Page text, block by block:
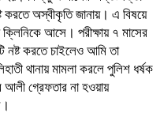
করতে অস্বীকৃতি জানায়। এ বিষয়ে
ক্লিনিকে আসে। পরীক্ষায় ৭ মাসের
নষ্ট করতে চাইলেও আমি তা
থানায় মামলা করলে পুলিশ ধর্ষক
গ্রেফতার না হওয়ায়